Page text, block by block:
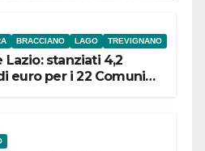
BRACCIANO LAGO TREVIGNANO
Lazio: stanziati 4,2
euro per i 22 Comuni